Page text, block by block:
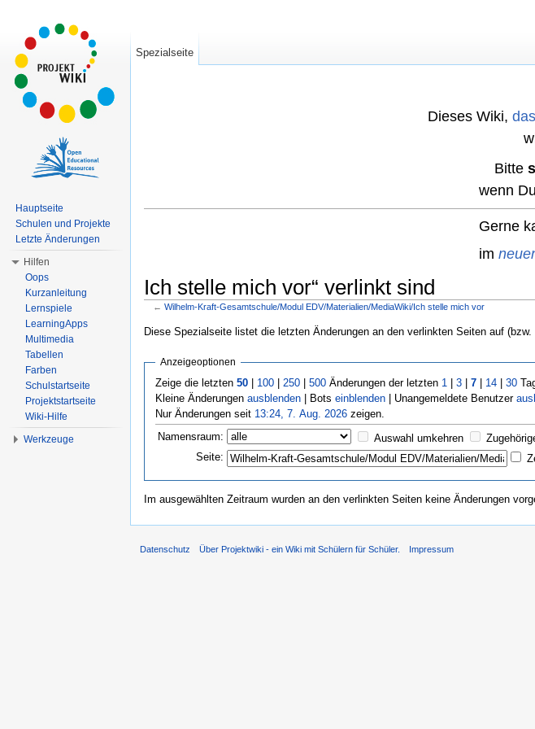
Dieses Wiki, das
Bitte
wenn
Gerne
im
Ich stelle mich vor“ verlinkt sind
← Wilhelm-Kraft-Gesamtschule/Modul EDV/Materialien/MediaWiki/Ich stelle mich vor
Diese Spezialseite listet die letzten Änderungen an den verlinkten Seiten auf
Anzeigeoptionen
Zeige die letzten 50| 100| 250| 500Änderungen der letzten 1| 3| 7| 14| 30
Kleine Änderungen ausblenden| Bots einblenden| Unangemeldete Benutzer
Nur Änderungen seit 13:24, 7. Aug. 2026zeigen.
Namensraum:
Auswahl umkehren
Seite:
Im ausgewählten Zeitraum wurden an den verlinkten Seiten keine Änderungen
Spezialseite
Hauptseite
Schulen und Projekte
Letzte Änderungen
Hilfen
Oops
Kurzanleitung
Lernspiele
LearningApps
Multimedia
Tabellen
Farben
Schulstartseite
Projektstartseite
Wiki-Hilfe
Werkzeuge
Datenschutz Über Projektwiki - ein Wiki mit Schülern für Schüler. Impressum